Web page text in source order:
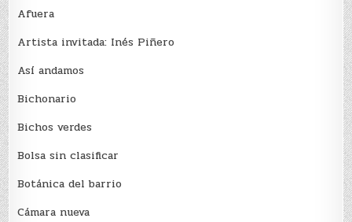
Afuera
Artista invitada: Inés Piñero
Así andamos
Bichonario
Bichos verdes
Bolsa sin clasificar
Botánica del barrio
Cámara nueva